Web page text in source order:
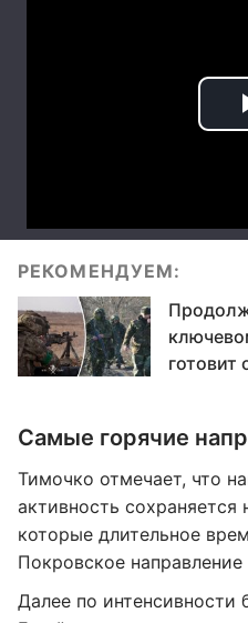
РЕКОМЕНДУЕМ:
готовит
Самые горячие
Тимочко отмечает, что
активность сохраняется
которые длительное
Покровское
Далее по интенсивности